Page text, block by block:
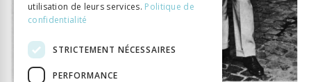
utilisation de leurs services. Politique de
confidentialité
STRICTEMENT NÉCESSAIRES
PERFORMANCE